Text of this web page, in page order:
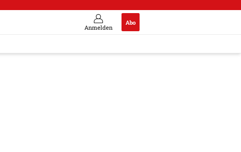
Anmelden
Abo